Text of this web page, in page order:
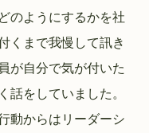
のようにするかを社
くまで我慢して訊き
が自分で気が付いた
話をしていました。
動からはリーダーシ